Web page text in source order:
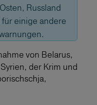
Russland
einige andere
von Belarus,
der Krim und